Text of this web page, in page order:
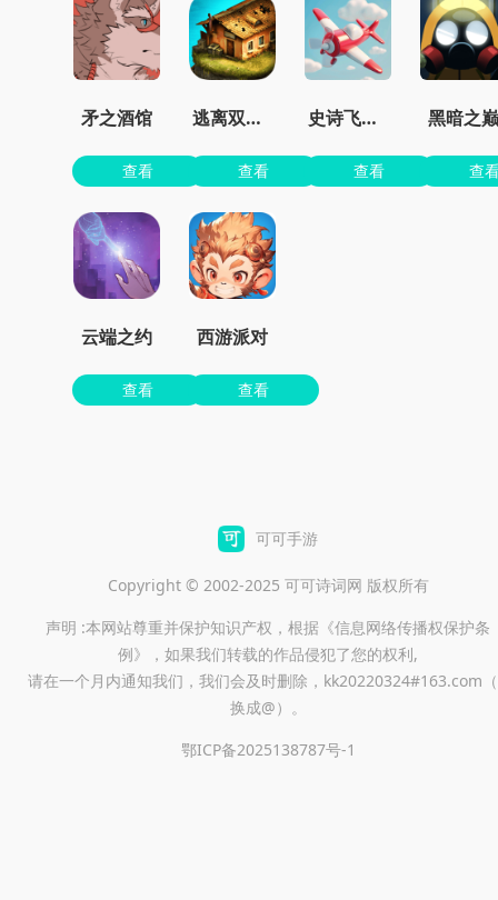
矛之酒馆
查看
逃离双塔湾
查看
史诗飞机进化
查看
黑暗之巅
查
云端之约
查看
西游派对
查看
可可手游
Copyright © 2002-2025 可可诗词网 版权所有
声明 :本网站尊重并保护知识产权，根据《信息网络传播权保护条
例》，如果我们转载的作品侵犯了您的权利,
请在一个月内通知我们，我们会及时删除，kk20220324#163.com
换成@）。
鄂ICP备2025138787号-1